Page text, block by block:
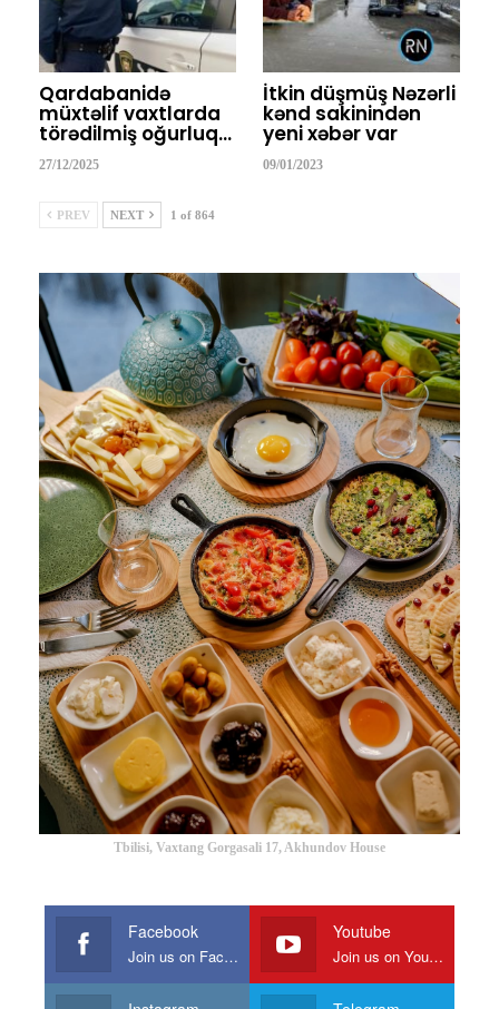
Qardabanidə
müxtəlif vaxtlarda
törədilmiş oğurluq…
27/12/2025
İtkin düşmüş Nəzərli
kənd sakinindən
yeni xəbər var
09/01/2023
PREV NEXT 1 of 864
Tbilisi, Vaxtang Gorgasali 17, Akhundov House
Facebook
Join us on Facebook
Youtube
Join us on Youtube